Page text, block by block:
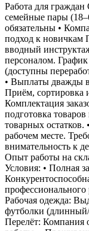
Работа для
семейные пары
обязательны •
подход к новичкам
вводный
персоналом.
(доступны
• Выплаты дважды
Приём, сортировка
Комплектация
подготовка
товарных
рабочем месте.
внимательность к
Опыт работы на
Условия: • Полная
профессионального
Рабочая одежда:
футболки (длинный/
Перелёт: Компания